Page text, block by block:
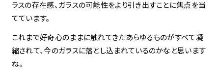
ラスの存在感、ガラスの可能性をより引き出すことに焦点を当
てています。
これまで好奇心のままに触れてきたあらゆるものがすべて凝
縮されて、今のガラスに落とし込まれているのかなと思います
ね。